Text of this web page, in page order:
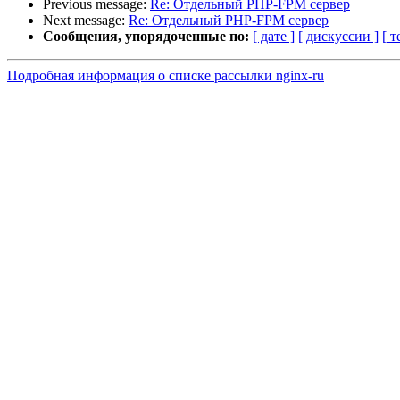
Previous message: Re: Отдельный PHP-FPM сервер
Next message: Re: Отдельный PHP-FPM сервер
Сообщения, упорядоченные по: [ дате ] [ дискуссии ] [
Подробная информация о списке рассылки nginx-ru